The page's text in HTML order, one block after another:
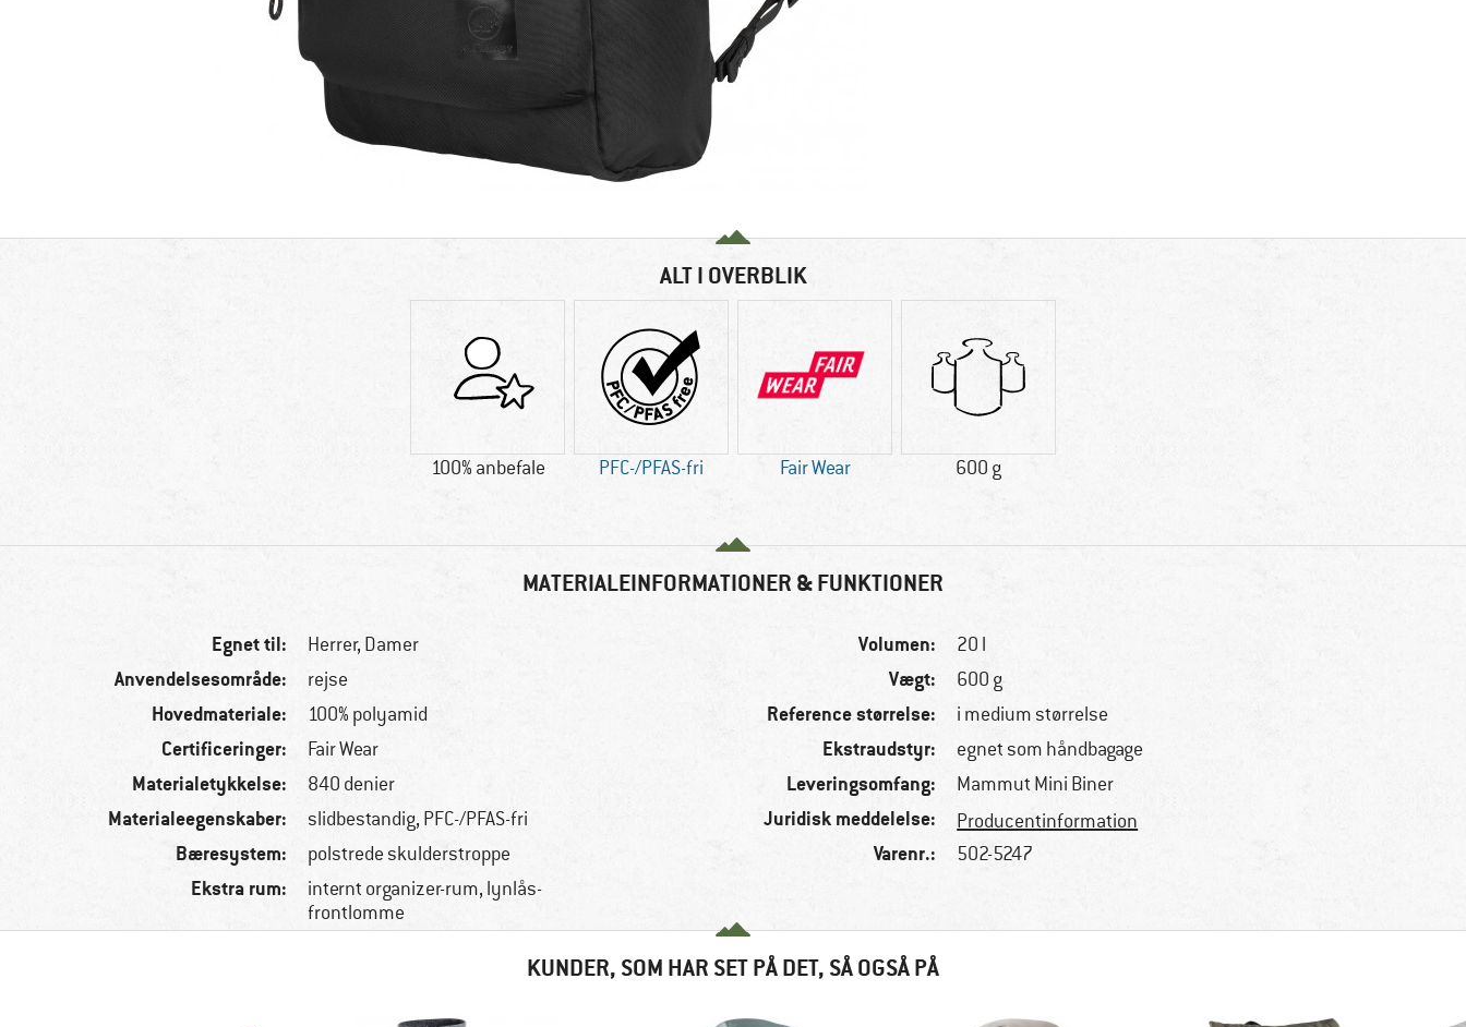
ALT I OVERBLIK
100% anbefale PFC-/PFAS-fri Fair Wear 600 g
MATERIALEINFORMATIONER & FUNKTIONER
Egnet til: Herrer, Damer
Anvendelsesområde: rejse
Hovedmateriale: 100% polyamid
Certificeringer: Fair Wear
Materialetykkelse: 840 denier
Materialeegenskaber: slidbestandig, PFC-/PFAS-fri
Bæresystem: polstrede skulderstroppe
Ekstra rum:
internt organizer-rum, lynlås-
frontlomme
Volumen: 20 l
Vægt: 600 g
Reference størrelse: i medium størrelse
Ekstraudstyr: egnet som håndbagage
Leveringsomfang: Mammut Mini Biner
Juridisk meddelelse: Producentinformation
Varenr.: 502-5247
KUNDER, SOM HAR SET PÅ DET, SÅ OGSÅ PÅ